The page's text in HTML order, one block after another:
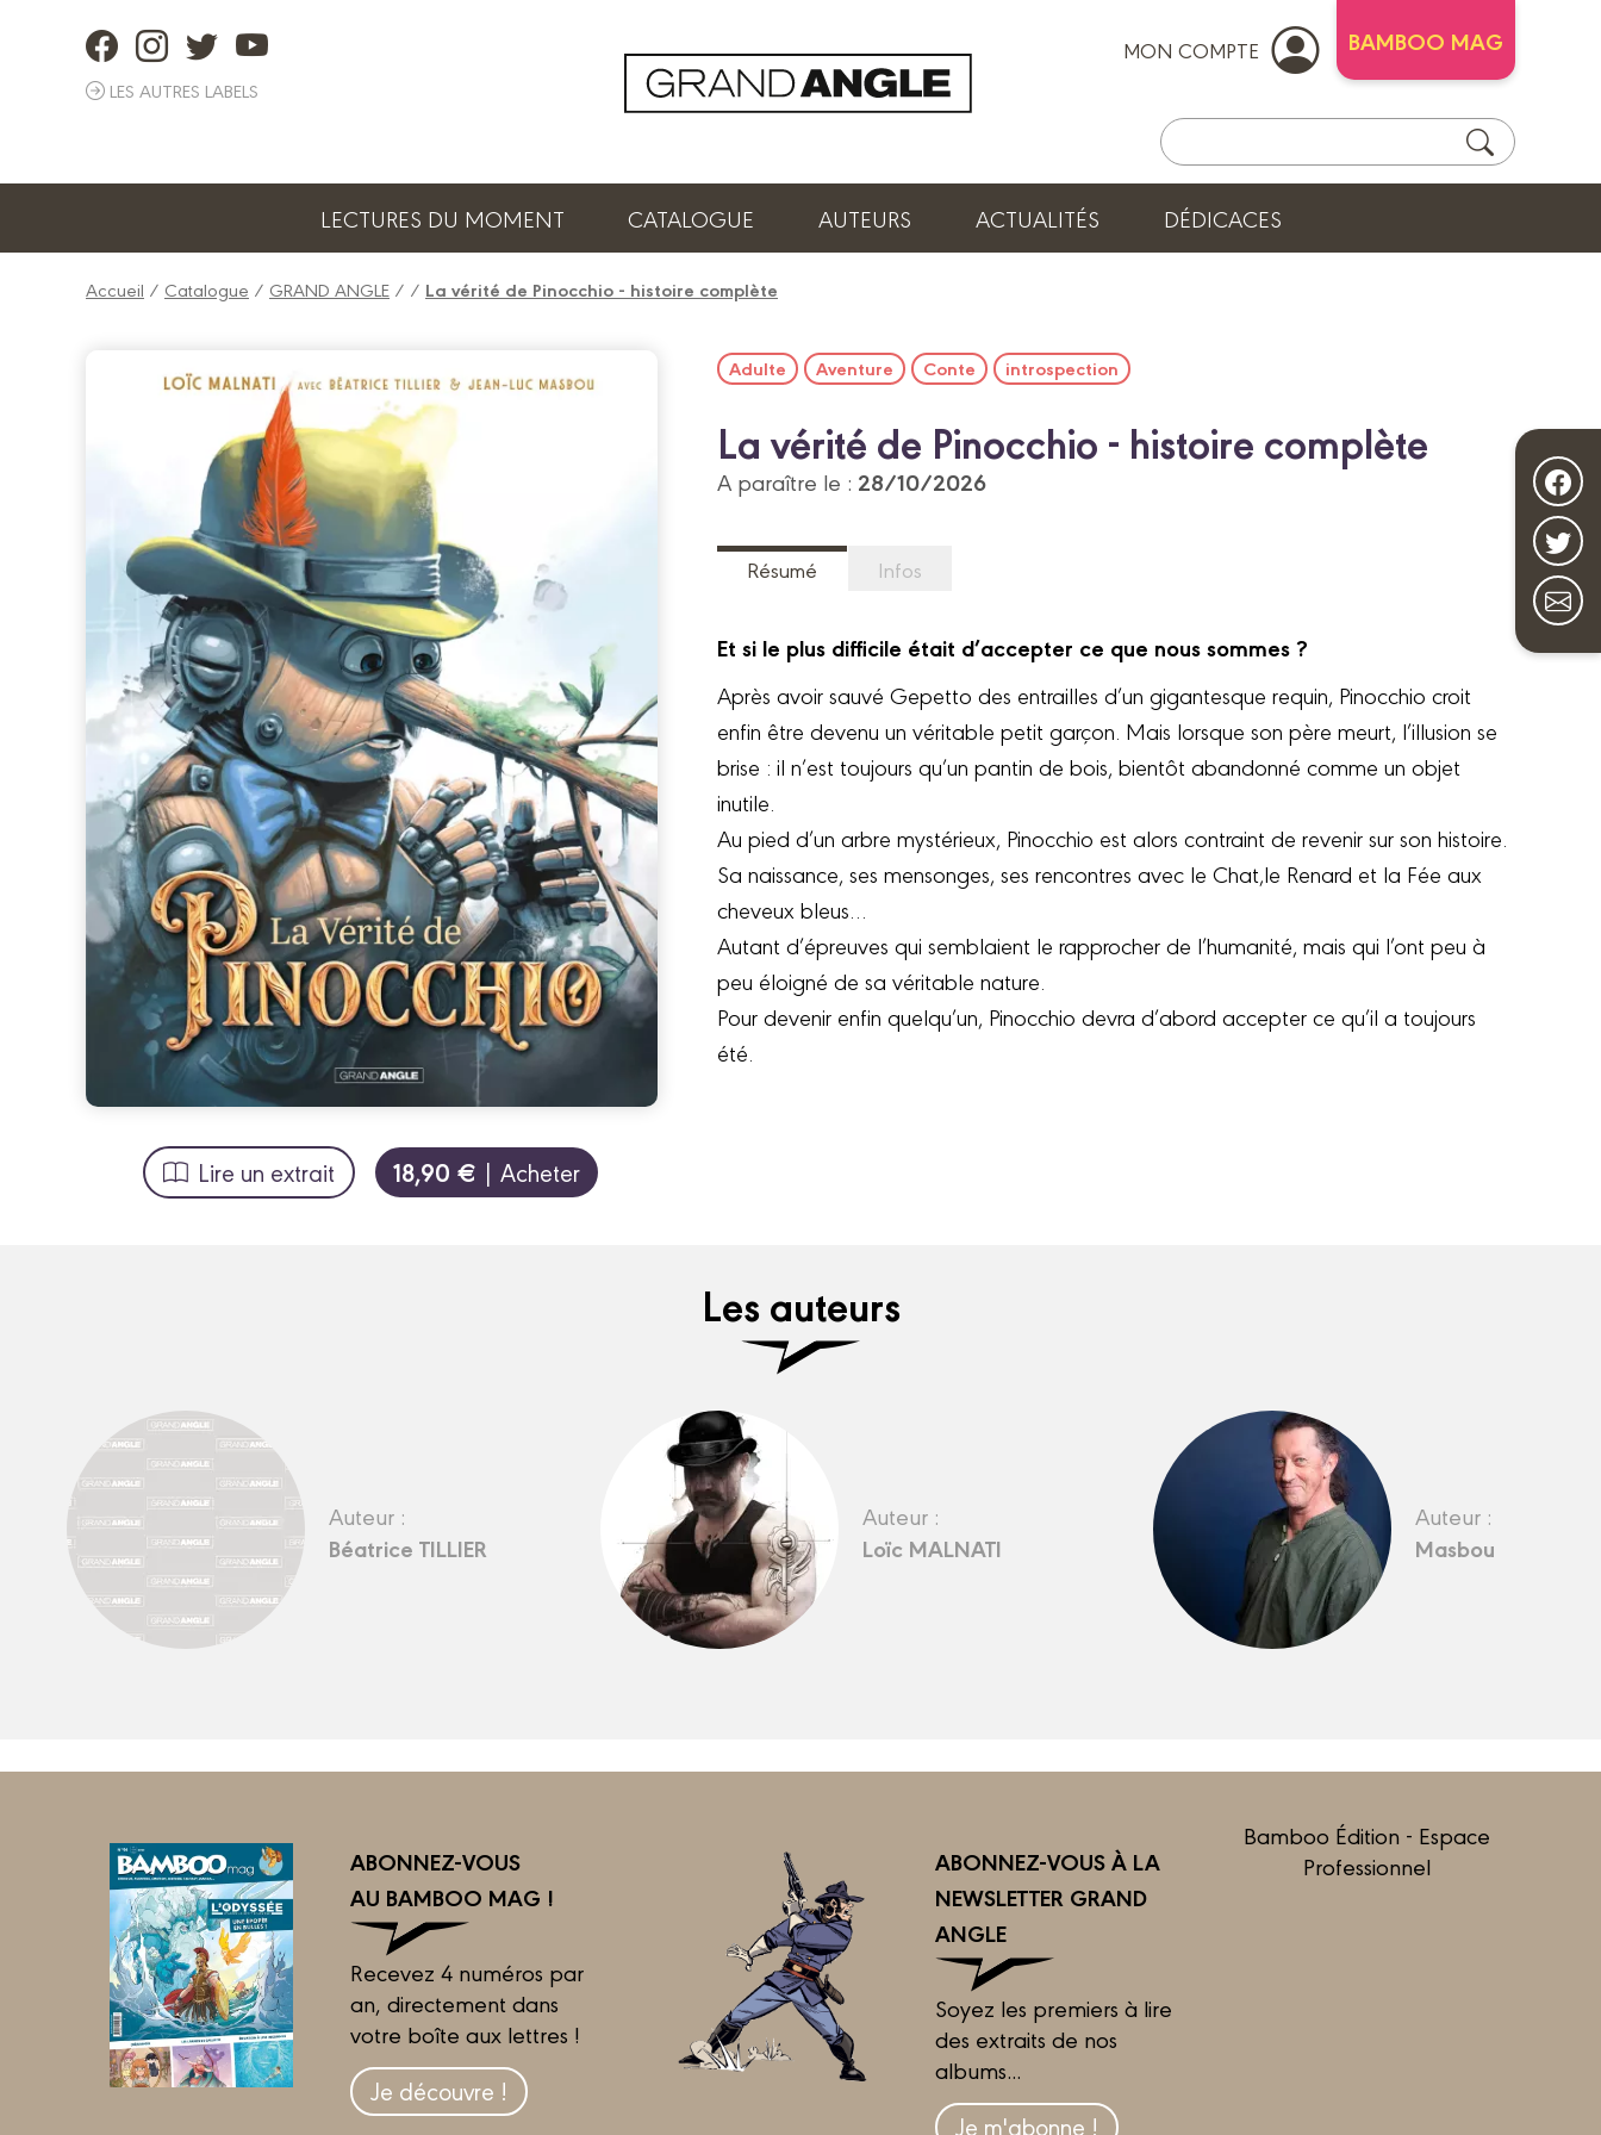
LES AUTRES LABELS
MON COMPTE BAMBOO MAG
LECTURES DU MOMENT CATALOGUE AUTEURS ACTUALITÉS DÉDICACES
Accueil / Catalogue / GRAND ANGLE / / La vérité de Pinocchio - histoire complète
Lire un extrait 18,90 € | Acheter
Adulte Aventure Conte introspection
La vérité de Pinocchio - histoire complète
A paraître le : 28/10/2026
Résumé Infos
Et si le plus difficile était d’accepter ce que nous sommes ?
Après avoir sauvé Gepetto des entrailles d’un gigantesque requin, Pinocchio croit
enfin être devenu un véritable petit garçon. Mais lorsque son père meurt, l’illusion se
brise : il n’est toujours qu’un pantin de bois, bientôt abandonné comme un objet
inutile.
Au pied d’un arbre mystérieux, Pinocchio est alors contraint de revenir sur son histoire.
Sa naissance, ses mensonges, ses rencontres avec le Chat,le Renard et la Fée aux
cheveux bleus…
Autant d’épreuves qui semblaient le rapprocher de l’humanité, mais qui l’ont peu à
peu éloigné de sa véritable nature.
Pour devenir enfin quelqu’un, Pinocchio devra d’abord accepter ce qu’il a toujours
été.
Les auteurs
Auteur :
Béatrice TILLIER
Auteur :
Loïc MALNATI
Auteur :
Masbou
ABONNEZ-VOUS
AU BAMBOO MAG !
Recevez 4 numéros par
an, directement dans
votre boîte aux lettres !
Je découvre !
ABONNEZ-VOUS À LA
NEWSLETTER GRAND
ANGLE
Soyez les premiers à lire
des extraits de nos
albums...
Je m'abonne !
Bamboo Édition - Espace
Professionnel